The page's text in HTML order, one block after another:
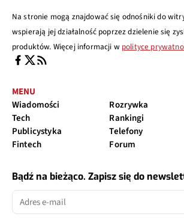
Na stronie mogą znajdować się odnośniki do
wspierają jej działalność poprzez dzielenie się
produktów. Więcej informacji w polityce
MENU
Wiadomości
Tech
Publicystyka
Fintech
Rozrywka
Rankingi
Telefony
Forum
Bądź na bieżąco. Zapisz się do